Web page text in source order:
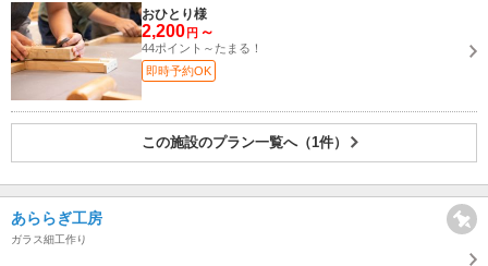
おひとり様
2,200 円 ～
44ポイント～たまる！
即時予約OK
この施設のプラン一覧へ（1件）
あららぎ工房
ガラス細工作り